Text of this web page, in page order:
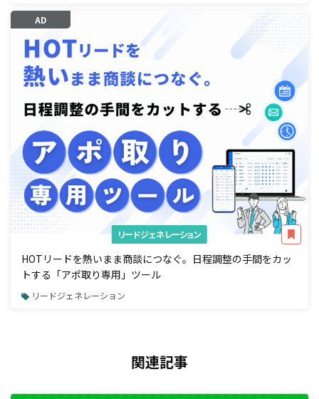
AD
リードジェネレーション
HOTリードを熱いまま商談につなぐ。日程調整の手間をカッ
トする「アポ取り専用」ツール
リードジェネレーション
関連記事